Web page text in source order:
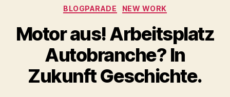
Kategorien
BLOGPARADE NEW WORK
Motor aus! Arbeitsplatz
Autobranche? In
Zukunft Geschichte.